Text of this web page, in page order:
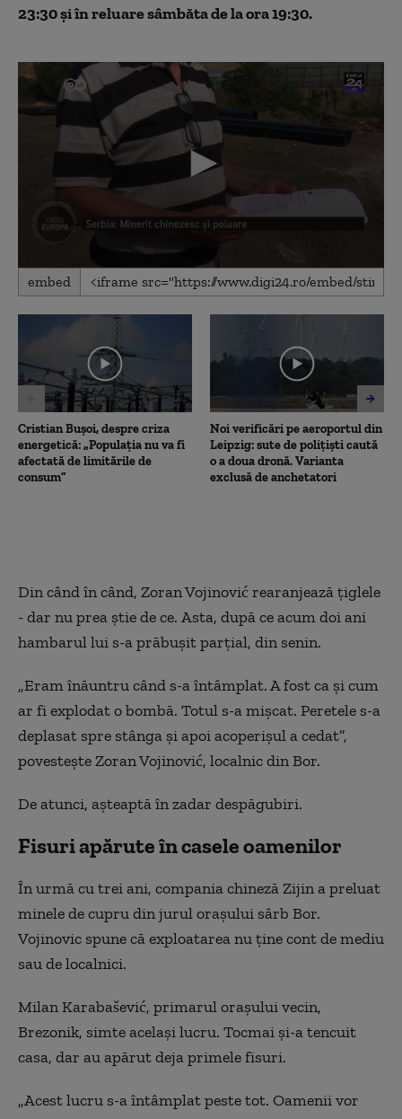
23:30 și în reluare sâmbăta de la ora 19:30.
0
seconds
5
minutes,
seconds
embed
Cristian Bușoi, despre criza
energetică: „Populația nu va fi
afectată de limitările de
consum”
Noi verificări pe aeroportul din
Leipzig: sute de polițiști caută
o a doua dronă. Varianta
exclusă de anchetatori
Din când în când, Zoran Vojinović rearanjează țiglele
- dar nu prea știe de ce. Asta, după ce acumdoi ani
hambarul lui s-a prăbușitparțial, din senin.
„Eram înăuntru când s-aîntâmplat. A fost ca și cum
ar fi explodat o bombă. Totul s-a mișcat. Peretele s-a
deplasat spre stânga și apoi acoperișul a cedat”,
povestește Zoran Vojinović, localnic din Bor.
De atunci, așteaptă în zadar despăgubiri.
Fisuri apărute în casele oamenilor
În urmă cu trei ani, compania chineză Zijin a preluat
minele de cupru din jurul orașului sârb Bor.
Vojinovic spune căexploatarea nuținecont de mediu
sau de localnici.
Milan Karabašević, primarul orașului vecin,
Brezonik, simte același lucru. Tocmai și-a tencuit
casa, dar au apărut deja primele fisuri.
„Acest lucru s-a întâmplat peste tot. Oamenii vor